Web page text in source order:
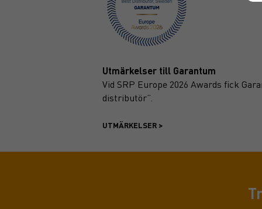
Utmärkelser till Garantum
Vid SRP Europe 2026 Awards fick
distributör”.
UTMÄRKELSER >